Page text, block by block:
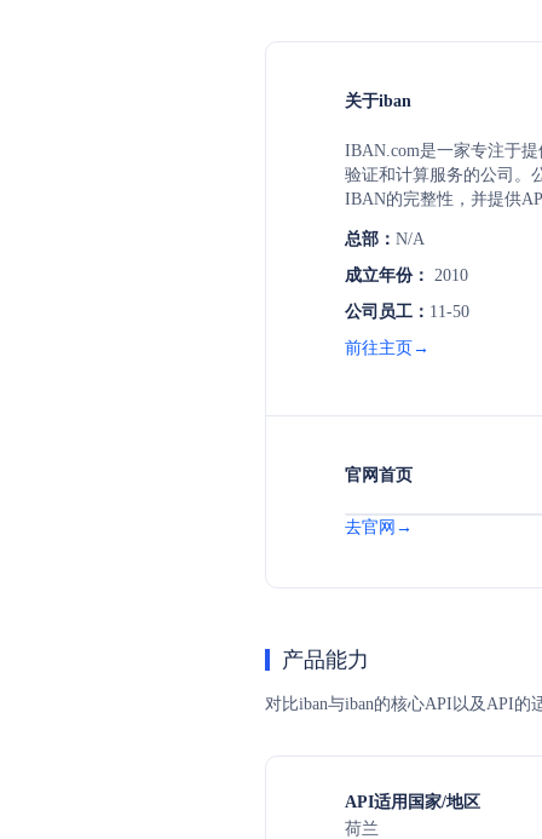
关于iban
IBAN.com是一家专注于
验证和计算服务的公司。
IBAN的完整性，并提供
提供BIC验证服务，并支
验证。IBAN.com致力于
费。
总部： N/A
成立年份： 2010
公司员工： 11-50
前往主页→
官网首页
去官网→
产品能力
对比iban与iban的核心API以及API
API适用国家/地区
荷兰